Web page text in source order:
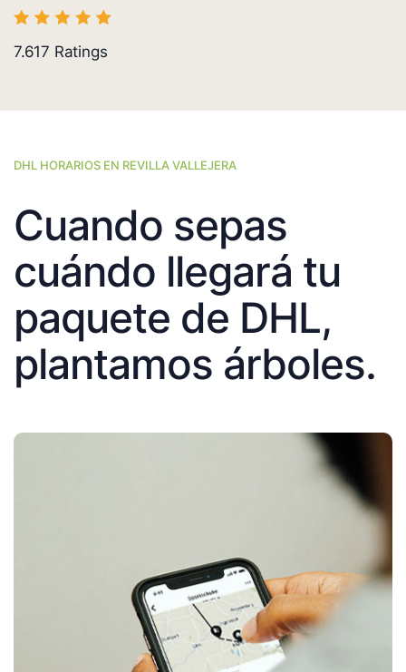
7.617 Ratings
DHL HORARIOS EN REVILLA VALLEJERA
Cuando sepas
cuándo llegará tu
paquete de DHL,
plantamos árboles.